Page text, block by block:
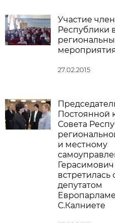
Участие
Республики
27.02.2015
Постоянной
Совета
и местному
встретилась
депутатом
С.Калниете